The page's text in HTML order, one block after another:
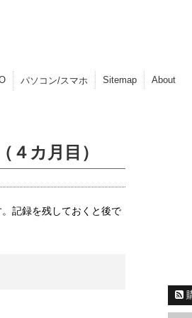
パソコン/スマホ Sitemap About
カ月目）
記録を残しておくと後で